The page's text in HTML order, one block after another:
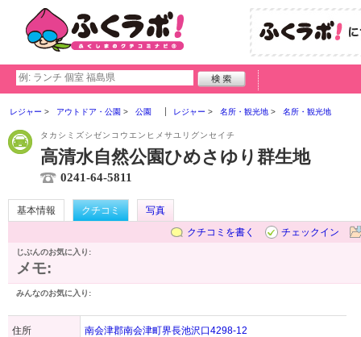
レジャー アウトドア・公園 公園 レジャー 名所・観光地 名所・観光地
タカシミズシゼンコウエンヒメサユリグンセイチ
高清水自然公園ひめさゆり群生地
0241-64-5811
基本情報 クチコミ
写真
クチコミを書く
チェックイン
じぶんのお気に入り:
メモ:
みんなのお気に入り:
住所 南会津郡南会津町界長池沢口4298-12